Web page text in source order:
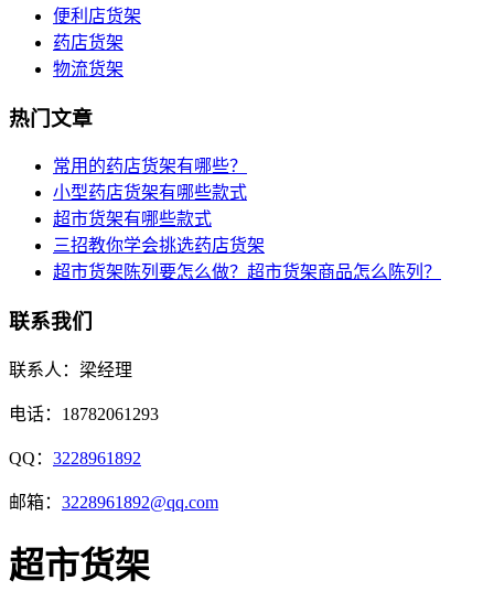
便利店货架
药店货架
物流货架
热门文章
常用的药店货架有哪些？
小型药店货架有哪些款式
超市货架有哪些款式
三招教你学会挑选药店货架
超市货架陈列要怎么做？超市货架商品怎么陈列？
联系我们
联系人：梁经理
电话：18782061293
QQ： 3228961892
邮箱： 3228961892@qq.com
超市货架